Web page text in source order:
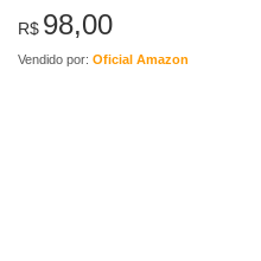
R$ 98,00
Vendido por: Oficial Amazon